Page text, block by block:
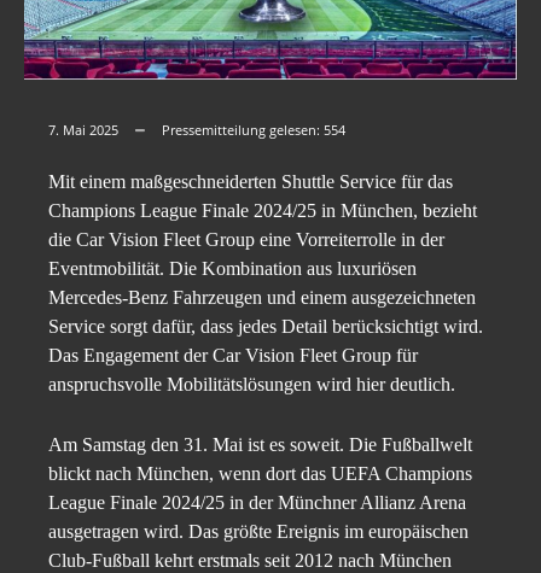
7. Mai 2025 Pressemitteilung gelesen: 554
Mit einem maßgeschneiderten Shuttle Service für das
Champions League Finale 2024/25 in München, bezieht
die Car Vision Fleet Group eine Vorreiterrolle in der
Eventmobilität. Die Kombination aus luxuriösen
Mercedes-Benz Fahrzeugen und einem ausgezeichneten
Service sorgt dafür, dass jedes Detail berücksichtigt wird.
Das Engagement der Car Vision Fleet Group für
anspruchsvolle Mobilitätslösungen wird hier deutlich.
Am Samstag den 31. Mai ist es soweit. Die Fußballwelt
blickt nach München, wenn dort das UEFA Champions
League Finale 2024/25 in der Münchner Allianz Arena
ausgetragen wird. Das größte Ereignis im europäischen
Club-Fußball kehrt erstmals seit 2012 nach München